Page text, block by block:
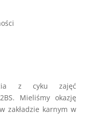
z cyku zajęć
Mieliśmy okazję
zakładzie karnym w